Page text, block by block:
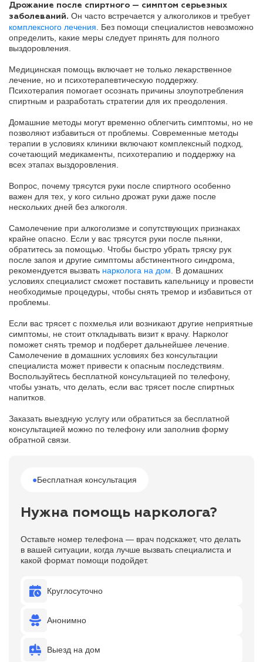
Дрожание после спиртного — симптом серьезных
заболеваний. Он часто встречается у алкоголиков и требует
комплексного лечения . Без помощи специалистов невозможно
определить, какие меры следует принять для полного
выздоровления.
Медицинская помощь включает не только лекарственное
лечение, но и психотерапевтическую поддержку.
Психотерапия помогает осознать причины злоупотребления
спиртным и разработать стратегии для их преодоления.
Домашние методы могут временно облегчить симптомы, но не
позволяют избавиться от проблемы. Современные методы
терапии в условиях клиники включают комплексный подход,
сочетающий медикаменты, психотерапию и поддержку на
всех этапах выздоровления.
Вопрос, почему трясутся руки после спиртного особенно
важен для тех, у кого сильно дрожат руки даже после
нескольких дней без алкоголя.
Самолечение при алкоголизме и сопутствующих признаках
крайне опасно. Если у вас трясутся руки после пьянки,
обратитесь за помощью. Чтобы быстро убрать тряску рук
после запоя и другие симптомы абстинентного синдрома,
рекомендуется вызвать нарколога на дом . В домашних
условиях специалист сможет поставить капельницу и провести
необходимые процедуры, чтобы снять тремор и избавиться от
проблемы.
Если вас трясет с похмелья или возникают другие неприятные
симптомы, не стоит откладывать визит к врачу. Нарколог
поможет снять тремор и подберет дальнейшее лечение.
Самолечение в домашних условиях без консультации
специалиста может привести к опасным последствиям.
Воспользуйтесь бесплатной консультацией по телефону,
чтобы узнать, что делать, если вас трясет после спиртных
напитков.
Заказать выездную услугу или обратиться за бесплатной
консультацией можно по телефону или заполнив форму
обратной связи.
●Бесплатная консультация
Нужна помощь нарколога?
Оставьте номер телефона — врач подскажет, что делать
в вашей ситуации, когда лучше вызвать специалиста и
какой формат помощи подойдет.
Круглосуточно
Анонимно
Выезд на дом